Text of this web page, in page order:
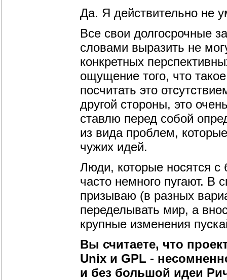
Да. Я действительно не
Все свои долгосрочные
словами выразить не
конкретных
ощущение того, что
посчитать это
другой стороны, это
ставлю перед собой
из вида проблем,
чужих идей.
Люди, которые носятся
часто немного пугают. В
призываю (в разных
переделывать мир, а
крупные изменения
Вы считаете, что
Unix и GPL -
и без большой идеи